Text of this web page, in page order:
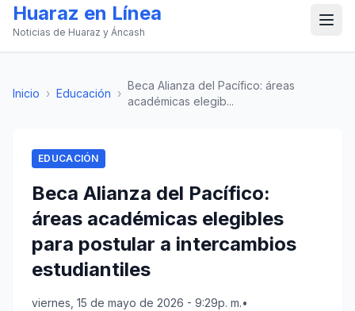
Huaraz en Línea
Noticias de Huaraz y Áncash
Inicio › Educación ›
Beca Alianza del Pacífico: áreas
académicas elegib...
EDUCACIÓN
Beca Alianza del Pacífico:
áreas académicas elegibles
para postular a intercambios
estudiantiles
viernes, 15 de mayo de 2026 - 9:29p. m.•